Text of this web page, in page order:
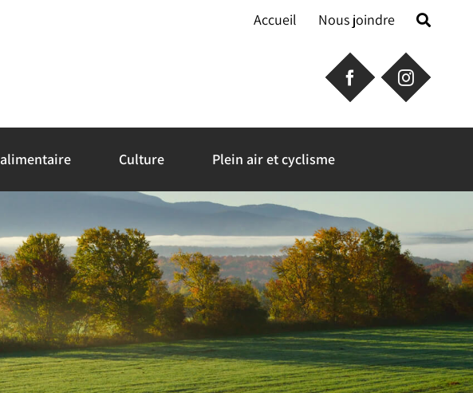
Accueil Nous joindre
Culture Plein air et cyclisme